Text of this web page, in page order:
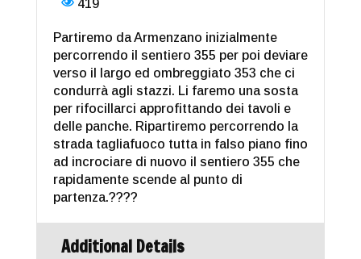
419
Partiremo da Armenzano inizialmente
percorrendo il sentiero 355 per poi deviare
verso il largo ed ombreggiato 353 che ci
condurrà agli stazzi. Li faremo una sosta
per rifocillarci approfittando dei tavoli e
delle panche. Ripartiremo percorrendo la
strada tagliafuoco tutta in falso piano fino
ad incrociare di nuovo il sentiero 355 che
rapidamente scende al punto di
partenza.????
Additional Details